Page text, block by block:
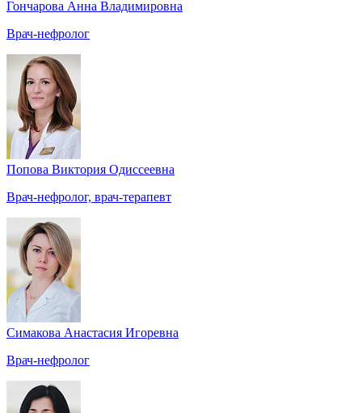
Гончарова Анна Владимировна
Врач-нефролог
Попова Виктория Одиссеевна
Врач-нефролог, врач-терапевт
Симакова Анастасия Игоревна
Врач-нефролог